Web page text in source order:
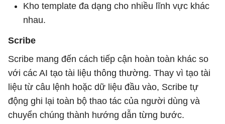
Kho template đa dạng cho nhiều lĩnh vực khác
nhau.
Scribe
Scribe mang đến cách tiếp cận hoàn toàn khác so
với các AI tạo tài liệu thông thường. Thay vì tạo tài
liệu từ câu lệnh hoặc dữ liệu đầu vào, Scribe tự
động ghi lại toàn bộ thao tác của người dùng và
chuyển chúng thành hướng dẫn từng bước.